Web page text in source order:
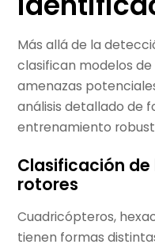
Más allá de la
clasifican modelos
amenazas
análisis detallado de
entrenamiento
Clasificación
rotores
Cuadricópteros,
tienen formas